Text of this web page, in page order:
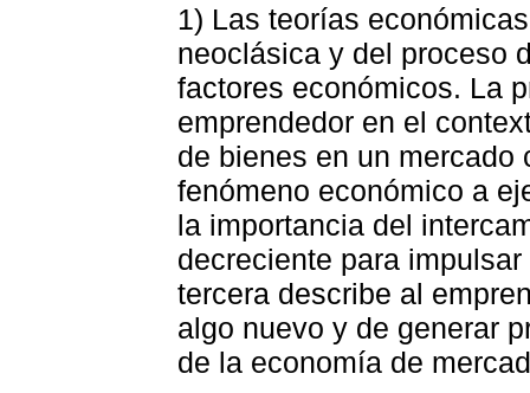
1) Las teorías
neoclásica y del proceso
factores económicos. La
emprendedor en el
de bienes en un
fenómeno económico a
la importancia del
decreciente para
tercera describe al
algo nuevo y de generar
de la economía de